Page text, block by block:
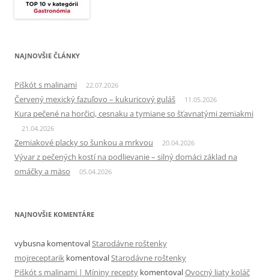
NAJNOVŠIE ČLÁNKY
Piškót s malinami 22.07.2026
Červený mexický fazuľovo – kukuricový guláš 11.05.2026
Kura pečené na horčici, cesnaku a tymiane so šťavnatými zemiakmi
21.04.2026
Zemiakové placky so šunkou a mrkvou 20.04.2026
Vývar z pečených kostí na podlievanie – silný domáci základ na
omáčky a mäso
05.04.2026
NAJNOVŠIE KOMENTÁRE
vybusna komentovalStarodávne roštenky
mojreceptarik komentovalStarodávne roštenky
Piškót s malinami | Míniny recepty komentovalOvocný liaty koláč